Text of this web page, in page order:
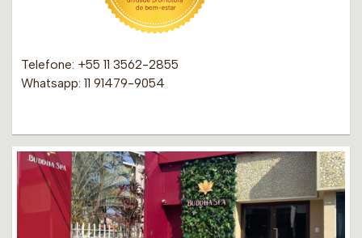
Telefone: +55 11 3562-2855
Whatsapp: 11 91479-9054